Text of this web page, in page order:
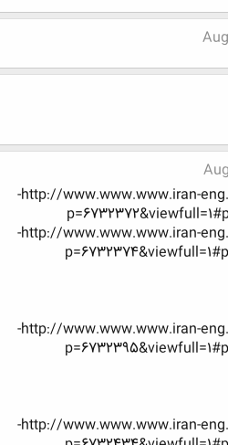
http://www.www.www.iran-eng.ir/showthread.php/479861-
http://www.www.www.iran-eng.ir/showthread.php/479861-
http://www.www.www.iran-eng.ir/showthread.php/479861-
http://www.www.www.iran-eng.ir/showthread.php/479861-